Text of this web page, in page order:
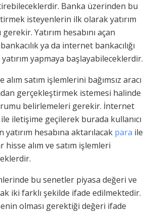
Banka üzerinden bu
isteyenlerin ilk olarak yatırım
gerekir. Yatırım hesabını açan
ya da internet bankacılığı
yapmaya başlayabileceklerdir.
alım satım işlemlerini bağımsız aracı
gerçekleştirmek istemesi halinde
belirlemeleri gerekir. İnternet
iletişime geçilerek burada kullanıcı
yatırım hesabına aktarılacak para ile
hisse alım ve satım işlemleri
bu senetler piyasa değeri ve
iki farklı şekilde ifade edilmektedir.
olması gerektiği değeri ifade